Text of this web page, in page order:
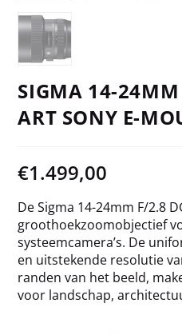
SIGMA 14-
ART SONY E-
€1.499,00
De Sigma 14-24mm F/2.8
groothoekzoomobjectief
systeemcamera’s. De
en uitstekende resolutie
randen van het beeld,
voor landschap,